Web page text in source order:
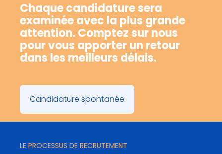
Chaque candidature sera
examinée avec la plus grande
attention. Comptez sur nous
pour vous apporter un retour
dans les meilleurs délais.
Candidature spontanée
LE PROCESSUS DE RECRUTEMENT